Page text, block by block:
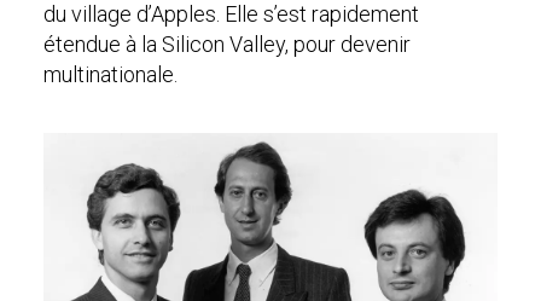
du village d’Apples. Elle s’est rapidement
étendue à la Silicon Valley, pour devenir
multinationale.